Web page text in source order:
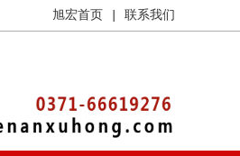
旭宏首页 联系我们